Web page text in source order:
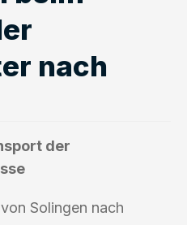
nach
der
Solingen nach